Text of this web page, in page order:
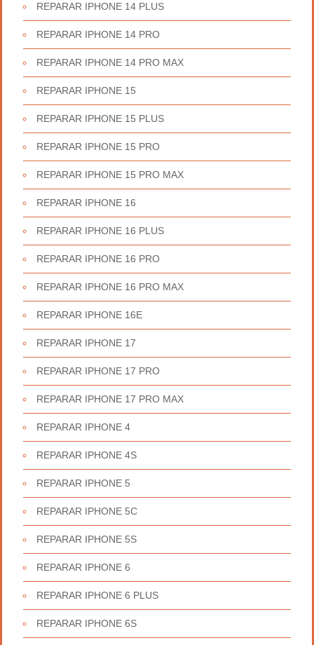
REPARAR IPHONE 14 PLUS
REPARAR IPHONE 14 PRO
REPARAR IPHONE 14 PRO MAX
REPARAR IPHONE 15
REPARAR IPHONE 15 PLUS
REPARAR IPHONE 15 PRO
REPARAR IPHONE 15 PRO MAX
REPARAR IPHONE 16
REPARAR IPHONE 16 PLUS
REPARAR IPHONE 16 PRO
REPARAR IPHONE 16 PRO MAX
REPARAR IPHONE 16E
REPARAR IPHONE 17
REPARAR IPHONE 17 PRO
REPARAR IPHONE 17 PRO MAX
REPARAR IPHONE 4
REPARAR IPHONE 4S
REPARAR IPHONE 5
REPARAR IPHONE 5C
REPARAR IPHONE 5S
REPARAR IPHONE 6
REPARAR IPHONE 6 PLUS
REPARAR IPHONE 6S